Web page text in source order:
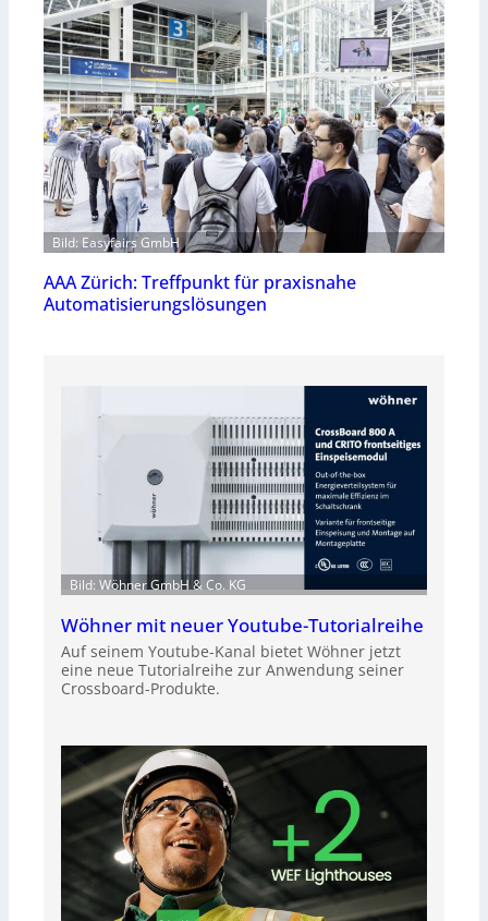
Bild: Easyfairs GmbH
AAA Zürich: Treffpunkt für praxisnahe
Automatisierungslösungen
Bild: Wöhner GmbH & Co. KG
Wöhner mit neuer Youtube-Tutorialreihe
Auf seinem Youtube-Kanal bietet Wöhner jetzt
eine neue Tutorialreihe zur Anwendung seiner
Crossboard-Produkte.